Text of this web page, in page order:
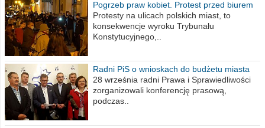
Pogrzeb praw kobiet. Protest przed biurem
poselskim PiS
Protesty na ulicach polskich miast, to
konsekwencje wyroku Trybunału
Konstytucyjnego,..
Radni PiS o wnioskach do budżetu miasta
na 2021 rok
28 września radni Prawa i Sprawiedliwości
zorganizowali konferencję prasową,
podczas..